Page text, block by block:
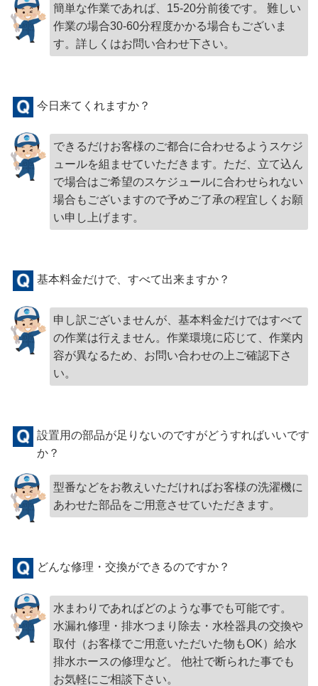
簡単な作業であれば、15-20分前後です。 難しい
作業の場合30-60分程度かかる場合もございま
す。詳しくはお問い合わせ下さい。
今日来てくれますか？
できるだけお客様のご都合に合わせるようスケジ
ュールを組ませていただきます。ただ、立て込ん
で場合はご希望のスケジュールに合わせられない
場合もございますので予めご了承の程宜しくお願
い申し上げます。
基本料金だけで、すべて出来ますか？
申し訳ございませんが、基本料金だけではすべて
の作業は行えません。作業環境に応じて、作業内
容が異なるため、お問い合わせの上ご確認下さ
い。
設置用の部品が足りないのですがどうすればいいです
か？
型番などをお教えいただければお客様の洗濯機に
あわせた部品をご用意させていただきます。
どんな修理・交換ができるのですか？
水まわりであればどのような事でも可能です。
水漏れ修理・排水つまり除去・水栓器具の交換や
取付（お客様でご用意いただいた物もOK）給水
排水ホースの修理など。 他社で断られた事でも
お気軽にご相談下さい。